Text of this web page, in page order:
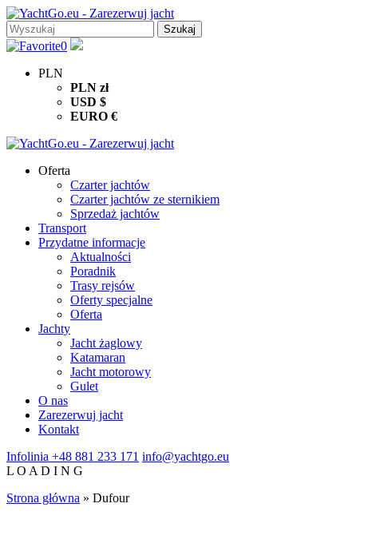
0
PLN
PLN zł
USD $
EURO €
Oferta
Czarter jachtów
Czarter jachtów ze sternikiem
Sprzedaż jachtów
Transport
Przydatne informacje
Aktualności
Poradnik
Trasy rejsów
Oferty specjalne
Oferta
Jachty
Jacht żaglowy
Katamaran
Jacht motorowy
Gulet
O nas
Zarezerwuj jacht
Kontakt
Infolinia +48 881 233 171 info@yachtgo.eu
L O A D I N G
Strona główna » Dufour